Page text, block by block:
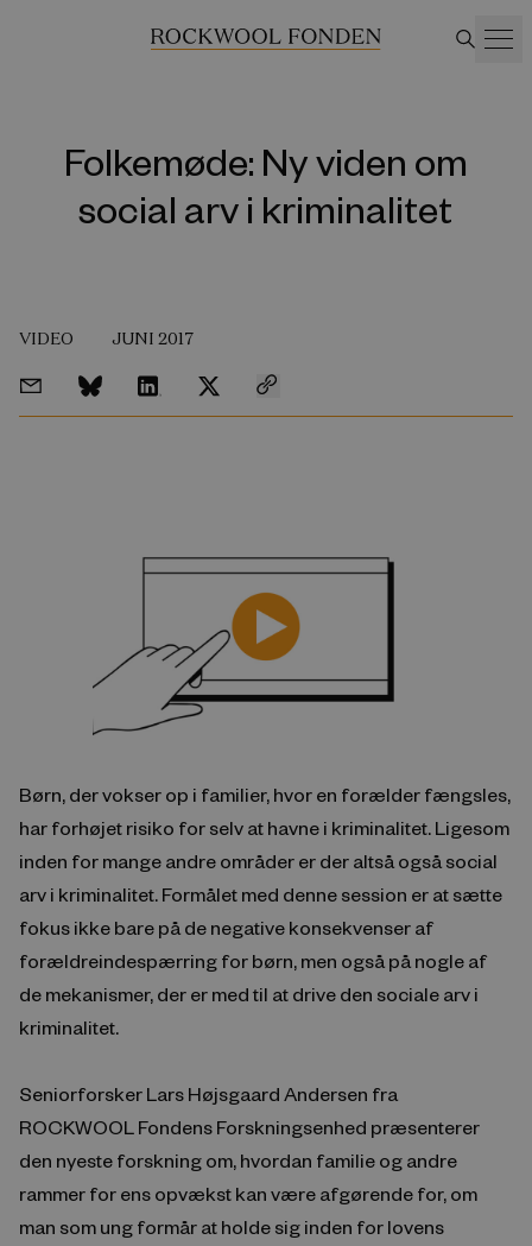
Folkemøde: Ny viden om
social arv i kriminalitet
VIDEO JUNI 2017
Børn, der vokser op i familier, hvor en forælder fængsles,
har forhøjet risiko for selv at havne i kriminalitet. Ligesom
inden for mange andre områder er der altså også social
arv i kriminalitet. Formålet med denne session er at sætte
fokus ikke bare på de negative konsekvenser af
forældreindespærring for børn, men også på nogle af
de mekanismer, der er med til at drive den sociale arv i
kriminalitet.
Seniorforsker Lars Højsgaard Andersen fra
ROCKWOOL Fondens Forskningsenhed præsenterer
den nyeste forskning om, hvordan familie og andre
rammer for ens opvækst kan være afgørende for, om
man som ung formår at holde sig inden for lovens